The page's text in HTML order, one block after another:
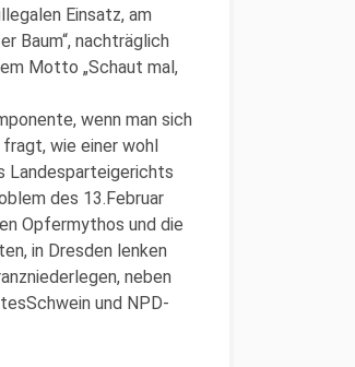
Einsatz, am
Baum“, nachträglich
Motto „Schaut mal,
wenn man sich
wie einer wohl
Landesparteigerichts
des 13.Februar
Opfermythos und die
in Dresden lenken
neben
und NPD-